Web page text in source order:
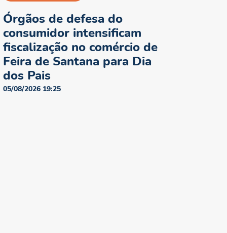
Órgãos de defesa do
consumidor intensificam
fiscalização no comércio de
Feira de Santana para Dia
dos Pais
05/08/2026 19:25